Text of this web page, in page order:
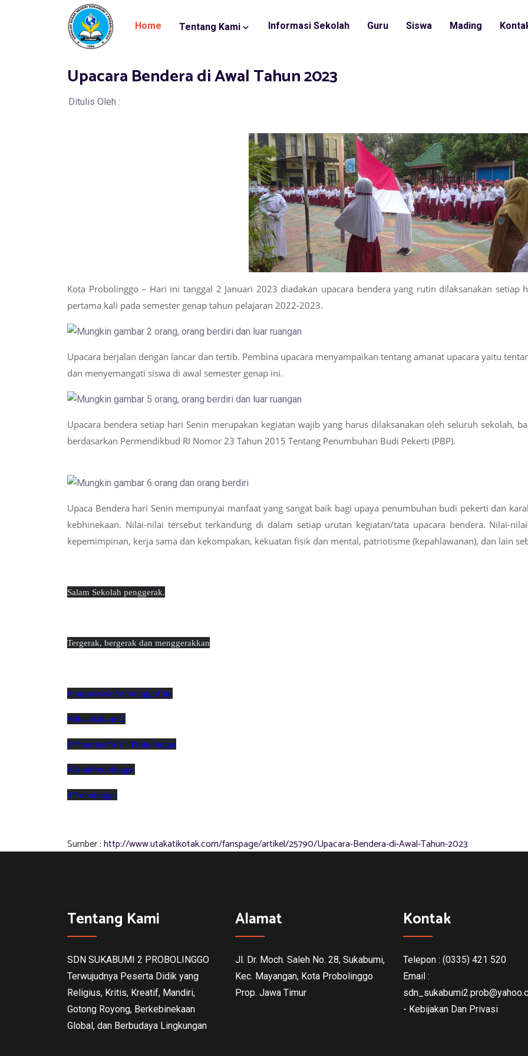
Home Tentang Kami Informasi Sekolah Guru Siswa Mading
Upacara Bendera di Awal Tahun 2023
Ditulis Oleh :
Kota Probolinggo – Hari ini tanggal 2 Januari 2023 diadakan upacara bendera yang rutin dilaksanakan setiap
pertama kali pada semester genap tahun pelajaran 2022-2023.
Upacara berjalan dengan lancar dan tertib. Pembina upacara menyampaikan tentang amanat upacara yaitu
dan menyemangati siswa di awal semester genap ini.
Upacara bendera setiap hari Senin merupakan kegiatan wajib yang harus dilaksanakan oleh seluruh sekolah,
berdasarkan Permendikbud RI Nomor 23 Tahun 2015 Tentang Penumbuhan Budi Pekerti (PBP).
Upaca Bendera hari Senin mempunyai manfaat yang sangat baik bagi upaya penumbuhan budi pekerti dan
kebhinekaan. Nilai-nilai tersebut terkandung di dalam setiap urutan kegiatan/tata upacara bendera. Nilai-
kepemimpinan, kerja sama dan kekompakan, kekuatan fisik dan mental, patriotisme (kepahlawanan), dan lain
Salam Sekolah penggerak.
Tergerak, bergerak dan menggerakkan
#ImpressiveProbolinggoCity
#sdnsukabumi2
#PemerintahKotaProbolinggo
#KotaProbolinggo
#Probolinggo
Sumber :http://www.utakatikotak.com/fanspage/artikel/25790/Upacara-Bendera-di-Awal-Tahun-2023
Tentang Kami
SDN SUKABUMI 2 PROBOLINGGO
Terwujudnya Peserta Didik yang
Religius, Kritis, Kreatif, Mandiri,
Gotong Royong, Berkebinekaan
Global, dan Berbudaya Lingkungan
Alamat
Jl. Dr. Moch. Saleh No. 28, Sukabumi,
Kec. Mayangan, Kota Probolinggo
Prop. Jawa Timur
Kontak
Telepon : (0335) 421 520
Email :
- Kebijakan Dan Privasi